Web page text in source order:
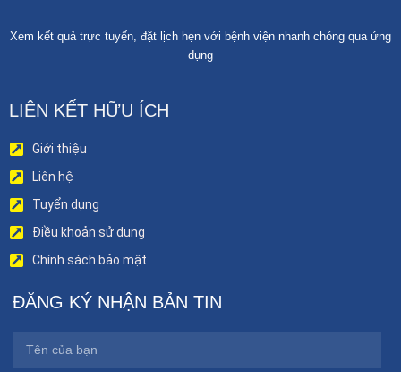
Xem kết quả trực tuyến, đặt lịch hẹn với bệnh viện nhanh chóng qua ứng
dụng
LIÊN KẾT HỮU ÍCH
Giới thiệu
Liên hệ
Tuyển dụng
Điều khoản sử dụng
Chính sách bảo mật
ĐĂNG KÝ NHẬN BẢN TIN